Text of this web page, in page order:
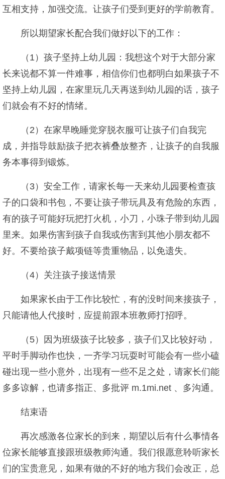
互相支持，加强交流。让孩子们受到更好的学前教育。
所以期望家长配合我们做好以下的工作：
（1）孩子坚持上幼儿园：我想这个对于大部分家
长来说都不算一件难事，相信你们也都明白如果孩子不
坚持上幼儿园，在家里玩几天再送到幼儿园的话，孩子
们就会有不好的情绪。
（2）在家早晚睡觉穿脱衣服可让孩子们自我完
成，并指导鼓励孩子把衣裤叠放整齐，让孩子的自我服
务本事得到锻炼。
（3）安全工作，请家长每一天来幼儿园要检查孩
子的口袋和书包，不要让孩子带玩具及有危险的东西，
有的孩子可能好玩把打火机，小刀，小珠子带到幼儿园
里来。如果伤害到孩子自我或伤害到其他小朋友都不
好。不要给孩子戴项链等贵重物品，以免遗失。
（4）关注孩子接送情景
如果家长由于工作比较忙，有的没时间来接孩子，
只能请他人代接时，应提前跟本班教师打招呼。
（5）因为班级孩子比较多，孩子们又比较好动，
平时手脚动作也快，一齐学习玩耍时可能会有一些小磕
碰出现一些小意外，出现有一些不足之处，请家长们能
多多谅解，也请多指正、多批评 m.1mi.net 、多沟通。
结束语
再次感激各位家长的到来，期望以后有什么事情各
位家长能够直接跟班级教师沟通。我们很愿意聆听家长
们的宝贵意见，如果有做的不好的地方我们会改正，总